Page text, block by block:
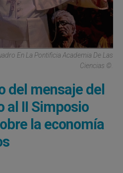
En La Pontificia Academia De Las
Ciencias ©.
del mensaje del
al II Simposio
la economía